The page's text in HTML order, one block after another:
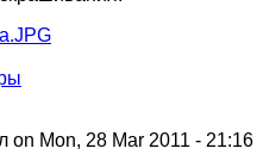
on Mon, 28 Mar 2011 - 21:16